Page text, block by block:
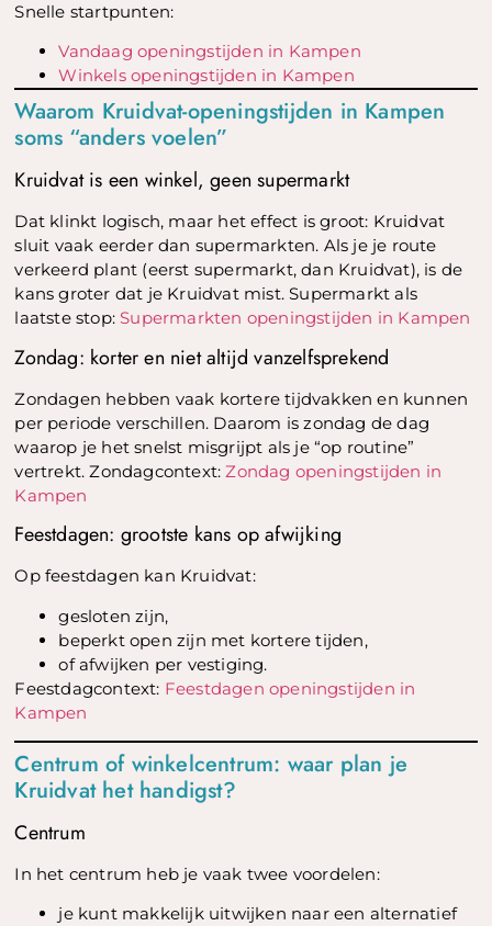
Snelle startpunten:
Vandaag openingstijden in Kampen
Winkels openingstijden in Kampen
Waarom Kruidvat-openingstijden in Kampen
soms “anders voelen”
Kruidvat is een winkel, geen supermarkt
Dat klinkt logisch, maar het effect is groot: Kruidvat
sluit vaak eerder dan supermarkten. Als je je route
verkeerd plant (eerst supermarkt, dan Kruidvat), is de
kans groter dat je Kruidvat mist. Supermarkt als
laatste stop: Supermarkten openingstijden in Kampen
Zondag: korter en niet altijd vanzelfsprekend
Zondagen hebben vaak kortere tijdvakken en kunnen
per periode verschillen. Daarom is zondag de dag
waarop je het snelst misgrijpt als je “op routine”
vertrekt. Zondagcontext:Zondag openingstijden in
Kampen
Feestdagen: grootste kans op afwijking
Op feestdagen kan Kruidvat:
gesloten zijn,
beperkt open zijn met kortere tijden,
of afwijken per vestiging.
Feestdagcontext: Feestdagen openingstijden in
Kampen
Centrum of winkelcentrum: waar plan je
Kruidvat het handigst?
Centrum
In het centrum heb je vaak twee voordelen:
je kunt makkelijk uitwijken naar een alternatief